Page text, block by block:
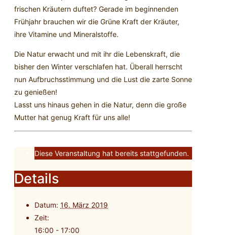
frischen Kräutern duftet? Gerade im beginnenden
Frühjahr brauchen wir die Grüne Kraft der Kräuter,
ihre Vitamine und Mineralstoffe.
Die Natur erwacht und mit ihr die Lebenskraft, die
bisher den Winter verschlafen hat. Überall herrscht
nun Aufbruchsstimmung und die Lust die zarte Sonne
zu genießen!
Lasst uns hinaus gehen in die Natur, denn die große
Mutter hat genug Kraft für uns alle!
Diese Veranstaltung hat bereits stattgefunden.
Details
Datum: 16. März 2019
Zeit:
16:00 - 17:00